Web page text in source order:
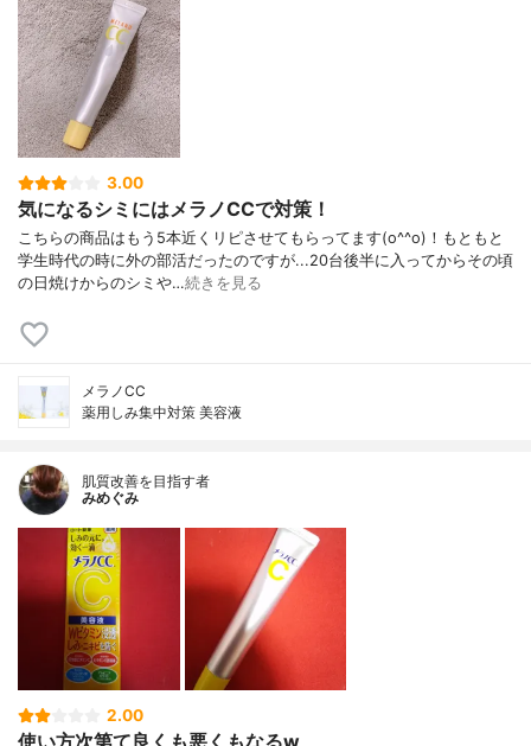
3.00
気になるシミにはメラノCCで対策！
こちらの商品はもう5本近くリピさせてもらってます(o^^o)！もともと
学生時代の時に外の部活だったのですが...20台後半に入ってからその頃
の日焼けからのシミや…続きを見る
メラノCC
薬用しみ集中対策 美容液
肌質改善を目指す者
みめぐみ
2.00